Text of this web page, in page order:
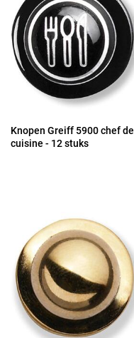
Knopen Greiff 5900 chef de
cuisine - 12 stuks